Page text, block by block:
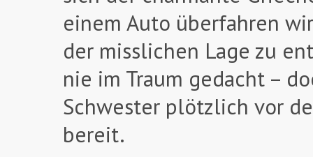
einem Auto überfahren
der misslichen Lage zu
nie im Traum gedacht –
Schwester plötzlich vor
bereit.